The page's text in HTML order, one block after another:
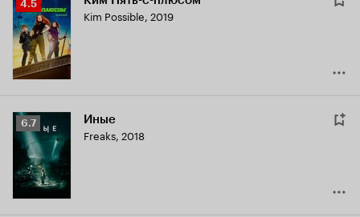
Рейтинг
Кинопоиска
4.5
4.5
Kim Possible, 2019
Рейтинг
Кинопоиска
6.7
6.7 Иные
Freaks, 2018